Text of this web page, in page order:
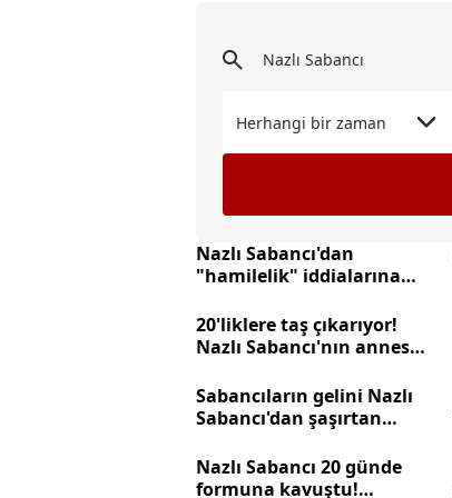
Herhangi bir zaman
Nazlı Sabancı'dan
"hamilelik" iddialarına
20'liklere taş çıkarıyor!
Nazlı Sabancı'nın annesi
bıraktı
Sabancıların gelini Nazlı
Sabancı'dan şaşırtan
atıldı...
Nazlı Sabancı 20 günde
formuna kavuştu!